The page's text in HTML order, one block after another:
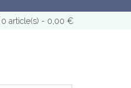
0 article(s) - 0,00 €